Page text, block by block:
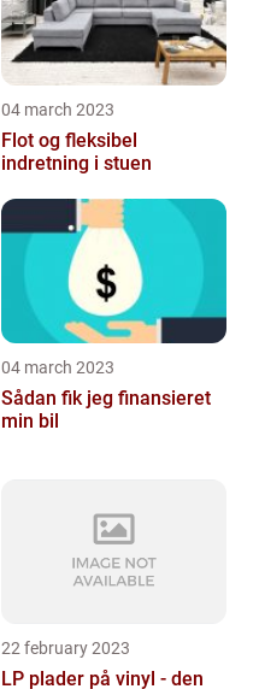
04 march 2023
Flot og fleksibel
indretning i stuen
04 march 2023
Sådan fik jeg finansieret
min bil
22 february 2023
LP plader på vinyl - den